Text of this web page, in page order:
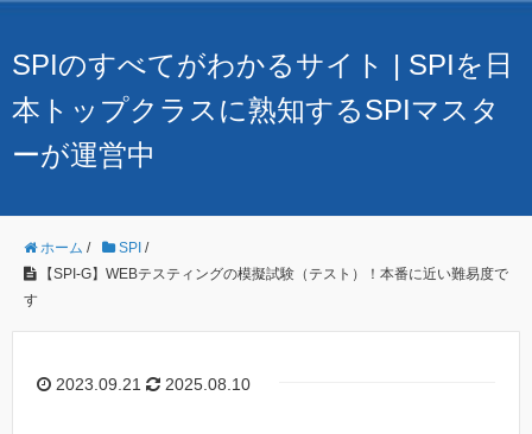
SPIのすべてがわかるサイト | SPIを日
本トップクラスに熟知するSPIマスタ
ーが運営中
ホーム / SPI /
【SPI-G】WEBテスティングの模擬試験（テスト）！本番に近い難易度で
す
2023.09.21 2025.08.10